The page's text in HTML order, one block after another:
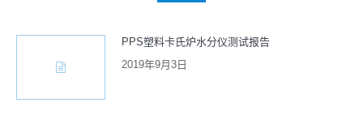
PPS塑料卡氏炉水分仪测试报告
2019年9月3日